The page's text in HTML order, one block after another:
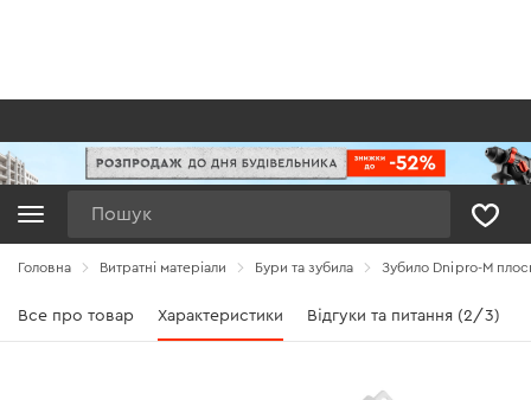
Головна Витратні матеріали Бури та зубила Зубило Dnipro-M
Все про товар Характеристики Відгуки та питання (2/3)